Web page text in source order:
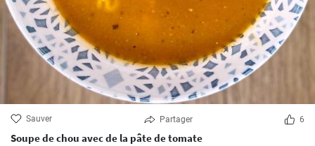
Sauver Partager 6
Soupe de chou avec de la pâte de tomate